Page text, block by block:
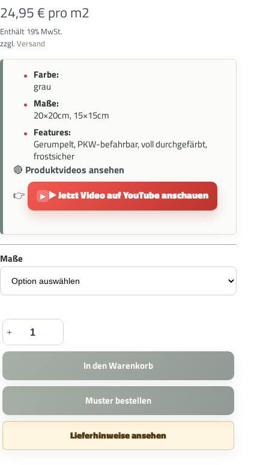
24,95€ pro m2
Enthält 19% MwSt.
zzgl. Versand
Farbe:
grau
Maße:
20×20cm, 15×15cm
Features:
Gerumpelt, PKW-befahrbar, voll durchgefärbt,
frostsicher
🔴 Produktvideos ansehen
👉
▶️ Jetzt Video auf YouTube anschauen
Maße
In den Warenkorb
Muster bestellen
Lieferhinweise ansehen